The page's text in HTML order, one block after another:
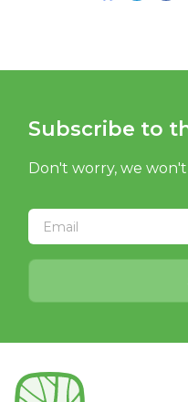
Subscribe to
Don't worry, we